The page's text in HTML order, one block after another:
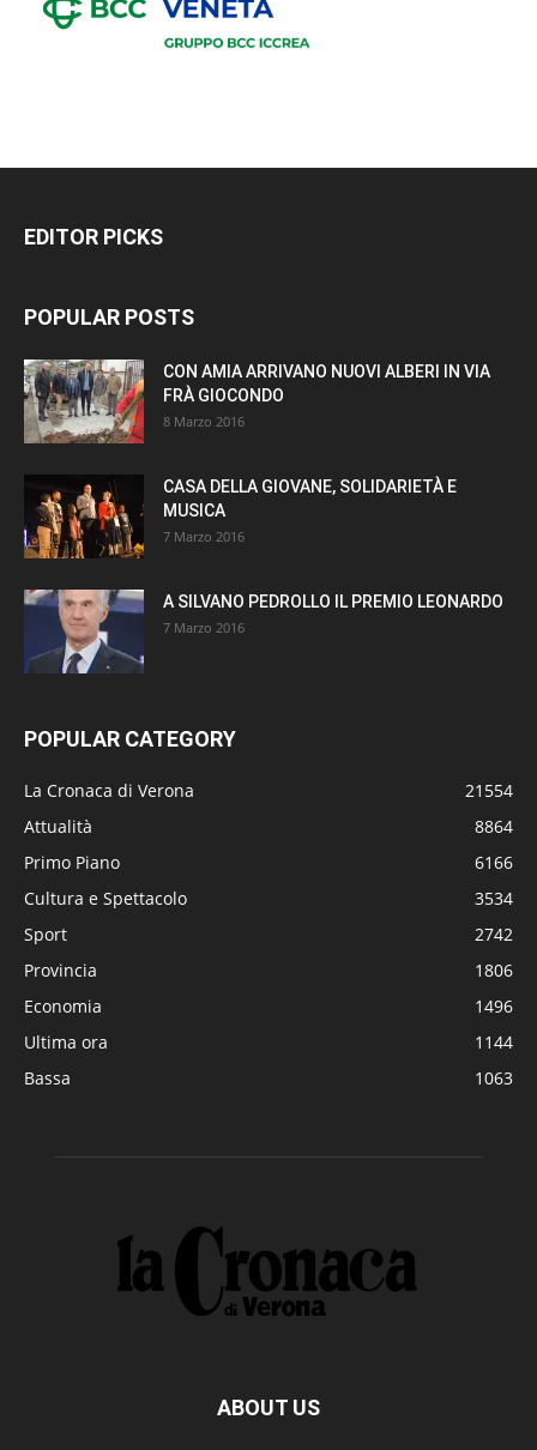
EDITOR PICKS
POPULAR POSTS
CON AMIA ARRIVANO NUOVI ALBERI IN VIA
FRÀ GIOCONDO
8 Marzo 2016
CASA DELLA GIOVANE, SOLIDARIETÀ E
MUSICA
7 Marzo 2016
A SILVANO PEDROLLO IL PREMIO LEONARDO
7 Marzo 2016
POPULAR CATEGORY
La Cronaca di Verona
21554
Attualità
8864
Primo Piano
6166
Cultura e Spettacolo
3534
Sport
2742
Provincia
1806
Economia
1496
Ultima ora
1144
Bassa
1063
ABOUT US